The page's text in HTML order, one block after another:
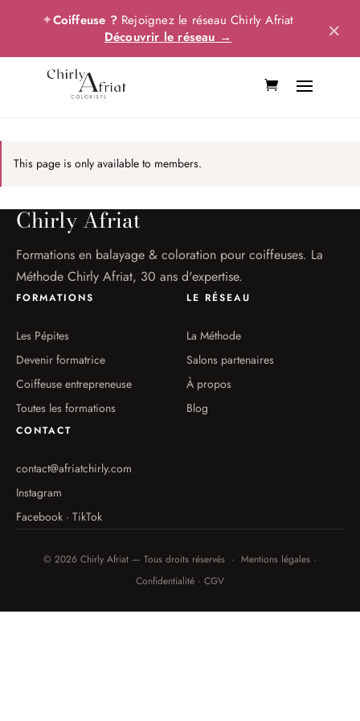
✦Coiffeuse ?Rejoignez le réseau Chirly Afriat
Découvrir le réseau →
×
This page is only available to members.
Chirly Afriat
Formations en balayage & coloration pour coiffeuses. La
Méthode Chirly Afriat, 30 ans d'expertise.
FORMATIONS
Les Pépites
Devenir formatrice
Coiffeuse entrepreneuse
Toutes les formations
LE RÉSEAU
La Méthode
Salons partenaires
À propos
Blog
CONTACT
contact@afriatchirly.com
Instagram
Facebook · TikTok
© 2026 Chirly Afriat — Tous droits réservés · Mentions légales ·
Confidentialité · CGV